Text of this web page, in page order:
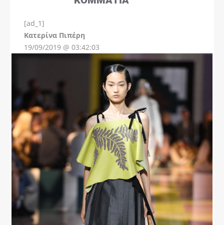
[ad_1]
Kατερίνα Πιπέρη
19/09/2019 @ 03:42:03